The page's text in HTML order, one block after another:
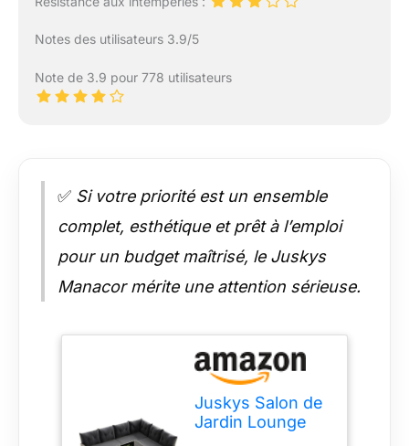
Notes des utilisateurs 3.9/5
Note de 3.9 pour 778 utilisateurs
✅ Si votre priorité est un ensemble
complet, esthétique et prêt à l’emploi
pour un budget maîtrisé, le Juskys
Manacor mérite une attention sérieuse.
Juskys Salon de
Jardin Lounge